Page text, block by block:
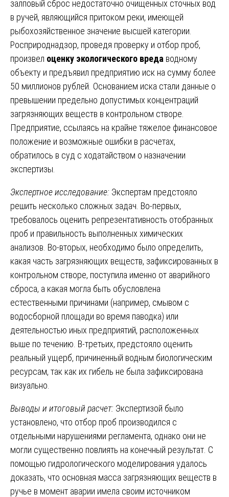
залповый сброс недостаточно очищенных сточных вод
в ручей, являющийся притоком реки, имеющей
рыбохозяйственное значение высшей категории.
Росприроднадзор, проведя проверку и отбор проб,
произвел оценку экологического вреда водному
объекту и предъявил предприятию иск на сумму более
50 миллионов рублей. Основанием иска стали данные о
превышении предельно допустимых концентраций
загрязняющих веществ в контрольном створе.
Предприятие, ссылаясь на крайне тяжелое финансовое
положение и возможные ошибки в расчетах,
обратилось в суд с ходатайством о назначении
экспертизы.
Экспертное исследование: Экспертам предстояло
решить несколько сложных задач. Во-первых,
требовалось оценить репрезентативность отобранных
проб и правильность выполненных химических
анализов. Во-вторых, необходимо было определить,
какая часть загрязняющих веществ, зафиксированных в
контрольном створе, поступила именно от аварийного
сброса, а какая могла быть обусловлена
естественными причинами (например, смывом с
водосборной площади во время паводка) или
деятельностью иных предприятий, расположенных
выше по течению. В-третьих, предстояло оценить
реальный ущерб, причиненный водным биологическим
ресурсам, так как их гибель не была зафиксирована
визуально.
Выводы и итоговый расчет: Экспертизой было
установлено, что отбор проб производился с
отдельными нарушениями регламента, однако они не
могли существенно повлиять на конечный результат. С
помощью гидрологического моделирования удалось
доказать, что основная масса загрязняющих веществ в
ручье в момент аварии имела своим источником